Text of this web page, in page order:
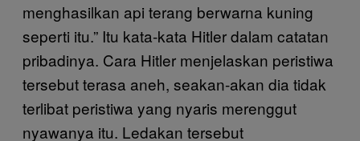
menghasilkan api terang berwarna kuning
seperti itu.” Itu kata-kata Hitler dalam catatan
pribadinya. Cara Hitler menjelaskan peristiwa
tersebut terasa aneh, seakan-akan dia tidak
terlibat peristiwa yang nyaris merenggut
nyawanya itu. Ledakan tersebut